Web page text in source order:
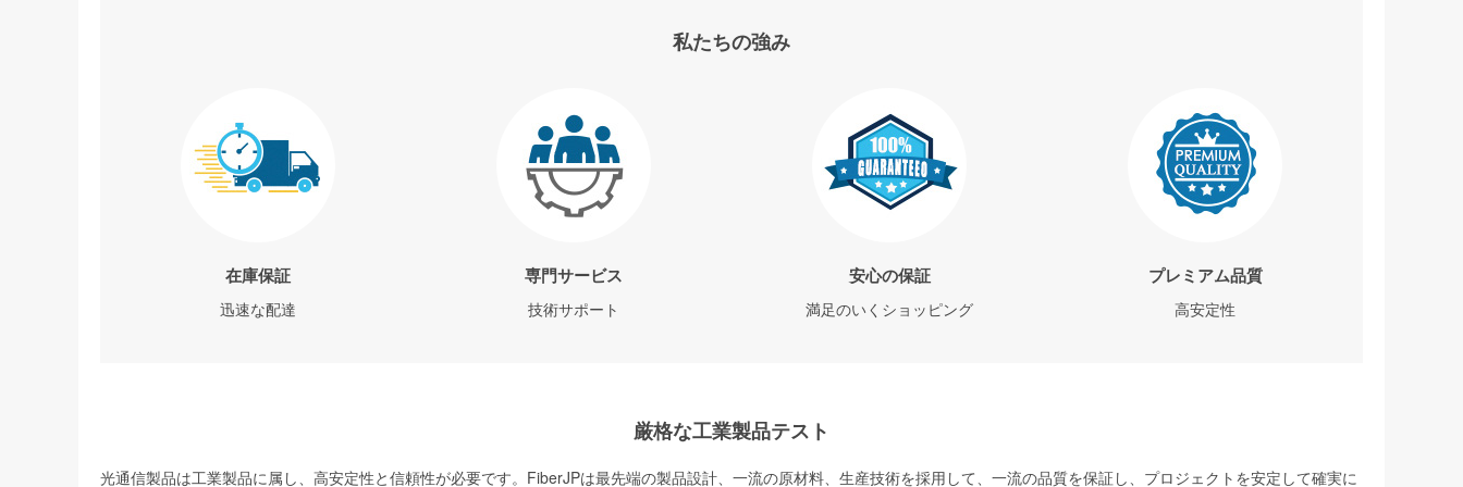
私たちの強み
在庫保証
迅速な配達
専門サービス
技術サポート
安心の保証
満足のいくショッピング
プレミアム品質
高安定性
厳格な工業製品テスト
光通信製品は工業製品に属し、高安定性と信頼性が必要です。FiberJPは最先端の製品設計、一流の原材料、生産技術を採用して、一流の品質を保証し、プロジェクトを安定して確実に